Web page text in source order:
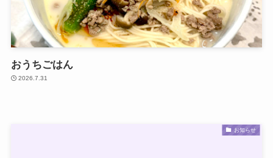
おうちごはん
2026.7.31
お知らせ